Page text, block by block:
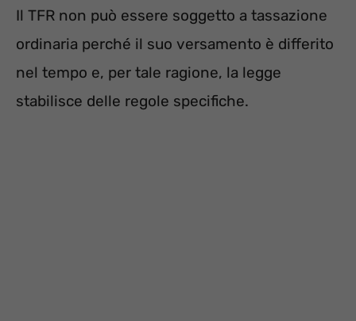
Il TFR non può essere soggetto a tassazione
ordinaria perché il suo versamento è differito
nel tempo e, per tale ragione, la legge
stabilisce delle regole specifiche.